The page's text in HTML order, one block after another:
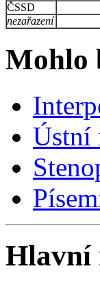
ČSSD
nezařazení
Mohlo
Ústní
Hlavní